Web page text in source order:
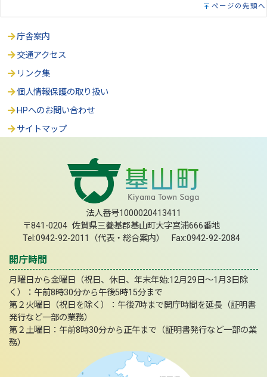
ページの先頭へ
庁舎案内
交通アクセス
リンク集
個人情報保護の取り扱い
HPへのお問い合わせ
サイトマップ
法人番号1000020413411
〒841-0204 佐賀県三養基郡基山町大字宮浦666番地
Tel:0942-92-2011（代表・総合案内） Fax:0942-92-2084
開庁時間
月曜日から金曜日（祝日、休日、年末年始:12月29日～1月3日除
く）：午前8時30分から午後5時15分まで
第２火曜日（祝日を除く）：午後7時まで開庁時間を延長（証明書
発行など一部の業務）
第２土曜日：午前8時30分から正午まで（証明書発行など一部の業
務）